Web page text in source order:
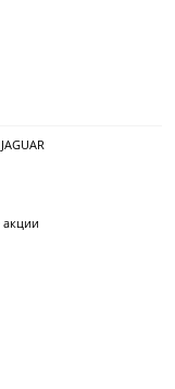
акции